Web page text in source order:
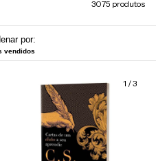
3075 produtos
por:
vendidos
1 /3